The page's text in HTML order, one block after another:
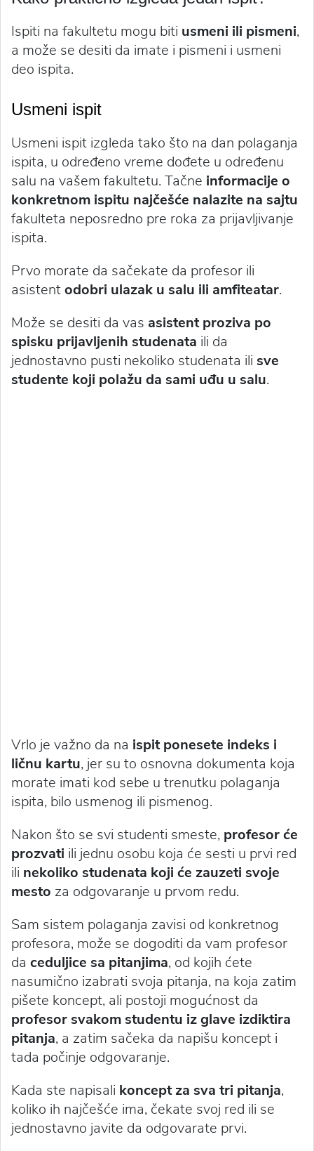
Ispiti na fakultetu mogu biti usmeni ili pismeni,
a može se desiti da imate i pismeni i usmeni
deo ispita.
Usmeni ispit
Usmeni ispit izgleda tako što na dan polaganja
ispita, u određeno vreme dođete u određenu
salu na vašem fakultetu. Tačne informacije o
konkretnom ispitu najčešće nalazite na sajtu
fakulteta neposredno pre roka za prijavljivanje
ispita.
Prvo morate da sačekate da profesor ili
asistentodobri ulazak u salu ili amfiteatar.
Može se desiti da vas asistent proziva po
spisku prijavljenih studenata ili da
jednostavno pusti nekoliko studenata ili sve
studente koji polažu da sami uđu u salu.
Vrlo je važno da na ispit ponesete indeks i
ličnu kartu, jer su to osnovna dokumenta koja
morate imati kod sebe u trenutku polaganja
ispita, bilo usmenog ili pismenog.
Nakon što se svi studenti smeste, profesor će
prozvati ili jednu osobu koja će sesti u prvi red
ili nekoliko studenata koji će zauzeti svoje
mesto za odgovaranje u prvom redu.
Sam sistem polaganja zavisi od konkretnog
profesora, može se dogoditi da vam profesor
da ceduljice sa pitanjima, od kojih ćete
nasumično izabrati svoja pitanja, na koja zatim
pišete koncept, ali postoji mogućnost da
profesor svakom studentu iz glave izdiktira
pitanja, a zatim sačeka da napišu koncept i
tada počinje odgovaranje.
Kada ste napisali koncept za sva tri pitanja,
koliko ih najčešće ima, čekate svoj red ili se
jednostavno javite da odgovarate prvi.